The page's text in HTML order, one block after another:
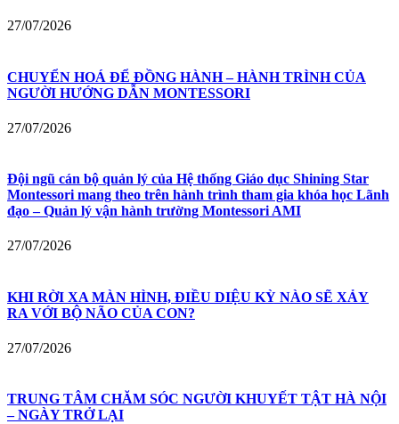
27/07/2026
CHUYỂN HOÁ ĐỂ ĐỒNG HÀNH – HÀNH TRÌNH CỦA
NGƯỜI HƯỚNG DẪN MONTESSORI
27/07/2026
Đội ngũ cán bộ quản lý của Hệ thống Giáo dục Shining Star
Montessori mang theo trên hành trình tham gia khóa học Lãnh
đạo – Quản lý vận hành trường Montessori AMI
27/07/2026
KHI RỜI XA MÀN HÌNH, ĐIỀU DIỆU KỲ NÀO SẼ XẢY
RA VỚI BỘ NÃO CỦA CON?
27/07/2026
TRUNG TÂM CHĂM SÓC NGƯỜI KHUYẾT TẬT HÀ NỘI
– NGÀY TRỞ LẠI